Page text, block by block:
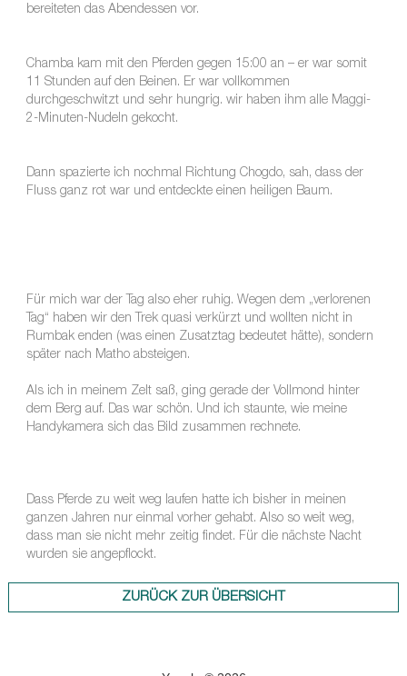
bereiteten das Abendessen vor.
Chamba kam mit den Pferden gegen 15:00 an – er war somit
11 Stunden auf den Beinen. Er war vollkommen
durchgeschwitzt und sehr hungrig. wir haben ihm alle Maggi-
2-Minuten-Nudeln gekocht.
Dann spazierte ich nochmal Richtung Chogdo, sah, dass der
Fluss ganz rot war und entdeckte einen heiligen Baum.
Für mich war der Tag also eher ruhig. Wegen dem „verlorenen
Tag“ haben wir den Trek quasi verkürzt und wollten nicht in
Rumbak enden (was einen Zusatztag bedeutet hätte), sondern
später nach Matho absteigen.
Als ich in meinem Zelt saß, ging gerade der Vollmond hinter
dem Berg auf. Das war schön. Und ich staunte, wie meine
Handykamera sich das Bild zusammen rechnete.
Dass Pferde zu weit weg laufen hatte ich bisher in meinen
ganzen Jahren nur einmal vorher gehabt. Also so weit weg,
dass man sie nicht mehr zeitig findet. Für die nächste Nacht
wurden sie angepflockt.
ZURÜCK ZUR ÜBERSICHT